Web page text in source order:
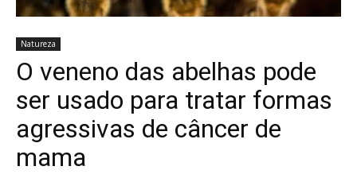
Natureza
O veneno das abelhas pode
ser usado para tratar formas
agressivas de câncer de
mama